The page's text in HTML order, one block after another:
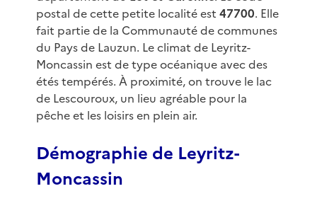
postal de cette petite localité est 47700. Elle
fait partie de la Communauté de communes
du Pays de Lauzun. Le climat de Leyritz-
Moncassin est de type océanique avec des
étés tempérés. À proximité, on trouve le lac
de Lescouroux, un lieu agréable pour la
pêche et les loisirs en plein air.
Démographie de Leyritz-
Moncassin